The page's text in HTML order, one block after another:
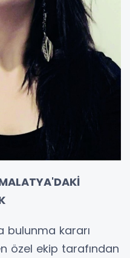
bulunma kararı
özel ekip tarafından